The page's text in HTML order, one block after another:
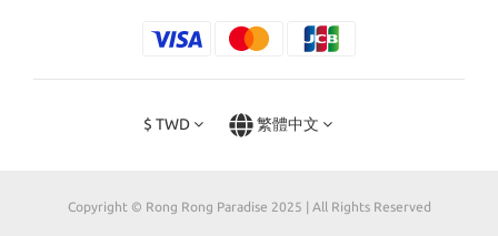
$ TWD 繁體中文
Copyright © Rong Rong Paradise 2025 | All Rights Reserved